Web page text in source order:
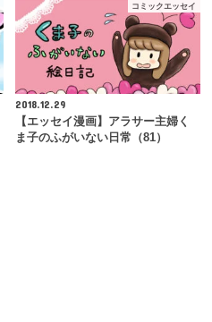
コミックエッセイ
2018.12.29
【エッセイ漫画】アラサー主婦く
ま子のふがいない日常（81）